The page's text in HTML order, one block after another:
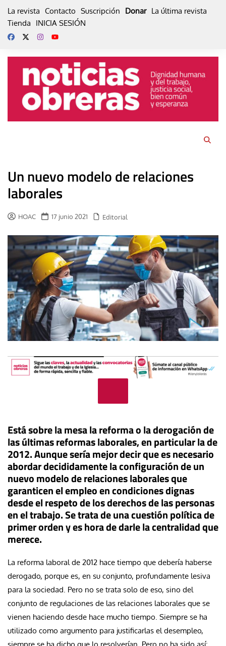
La revista Contacto Suscripción Donar La última revista
Tienda
INICIA SESIÓN
Un nuevo modelo de relaciones
laborales
HOAC 17 junio 2021 Editorial
Está sobre la mesa la reforma o la derogación de
las últimas reformas laborales, en particular la de
2012. Aunque sería mejor decir que es necesario
abordar decididamente la configuración de un
nuevo modelo de relaciones laborales que
garanticen el empleo en condiciones dignas
desde el respeto de los derechos de las personas
en el trabajo. Se trata de una cuestión política de
primer orden y es hora de darle la centralidad que
merece.
La reforma laboral de 2012 hace tiempo que debería haberse
derogado, porque es, en su conjunto, profundamente lesiva
para la sociedad. Pero no se trata solo de eso, sino del
conjunto de regulaciones de las relaciones laborales que se
vienen haciendo desde hace mucho tiempo. Siempre se ha
utilizado como argumento para justificarlas el desempleo,